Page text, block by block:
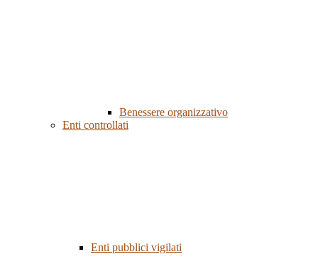
Benessere organizzativo
Enti controllati
Enti pubblici vigilati